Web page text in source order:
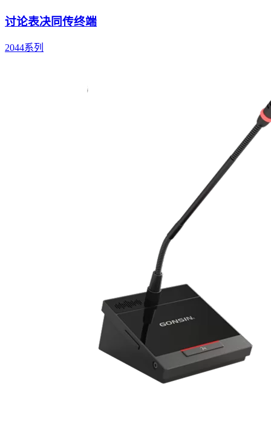
讨论表决同传终端
2044系列